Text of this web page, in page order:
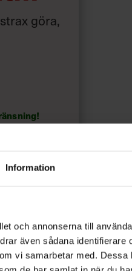
Information
och annonserna till
även sådana identifierare
vi samarbetar med.
om de
göra,